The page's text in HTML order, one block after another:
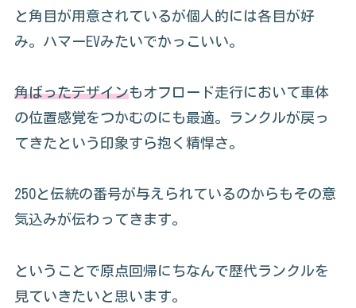
と角目が用意されているが個人的には各目が好
み。ハマーEVみたいでかっこいい。
角ばったデザインもオフロード走行において車体
の位置感覚をつかむのにも最適。ランクルが戻っ
てきたという印象すら抱く精悍さ。
250と伝統の番号が与えられているのからもその意
気込みが伝わってきます。
ということで原点回帰にちなんで歴代ランクルを
見ていきたいと思います。